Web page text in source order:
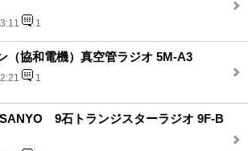
1
（協和電機）真空管ラジオ 5M-A3
1
9石トランジスターラジオ 9F-B